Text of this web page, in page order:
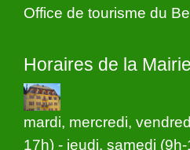
Office de tourisme du
Horaires de la Mairie
mardi, mercredi,
17h) - jeudi, samedi